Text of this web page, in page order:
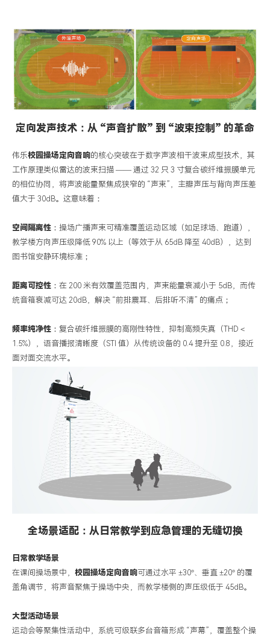
定向发声技术：从 “声音扩散” 到 “波束控制” 的革命
伟乐校园操场定向音响的核心突破在于数字声波相干波束成型技术，其
工作原理类似雷达的波束扫描 —— 通过 32 只 3 寸复合碳纤维振膜单元
的相位协同，将声波能量聚焦成狭窄的 “声束” ，主瓣声压与背向声压差
值大于 30dB。这意味着：
空间隔离性 ：操场广播声束可精准覆盖运动区域（如足球场、跑道），
教学楼方向声压级降低 90% 以上（等效于从 65dB 降至 40dB），达到
图书馆安静环境标准；
距离可控性 ：在 200 米有效覆盖范围内，声束能量衰减小于 5dB ，而传
统音箱衰减可达 20dB ，解决 “前排震耳、后排听不清” 的痛点；
频率纯净性 ：复合碳纤维振膜的高刚性特性，抑制高频失真（THD ＜
1.5%），语音播报清晰度（ STI 值）从传统设备的 0.4 提升至 0.8 ，接近
面对面交流水平。
全场景适配：从日常教学到应急管理的无缝切换
日常教学场景
在课间操场景中， 校园操场定向音响可通过水平 ±30°、垂直 ±20° 的覆
盖角调节，将声音聚焦于操场中央，而教学楼侧的声压级低于 45dB。
大型活动场景
运动会等聚集性活动中，系统可级联多台音箱形成 “声幕” ，覆盖整个操